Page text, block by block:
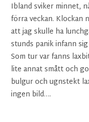
Ibland sviker minnet,
förra veckan. Klockan
att jag skulle ha
stunds panik infann
Som tur var fanns
lite annat smått och
bulgur och ugnstekt
ingen bild….